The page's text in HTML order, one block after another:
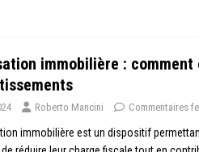
immobilière : comment
Roberto Mancini Commentaires
immobilière est un dispositif